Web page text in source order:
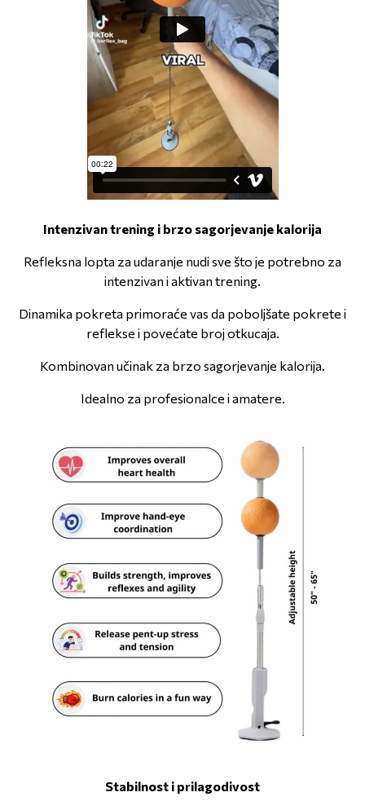
Intenzivan trening i brzo sagorjevanje kalorija
Refleksna lopta za udaranje nudi sve što je potrebno za
intenzivan i aktivan trening.
Dinamika pokreta primoraće vas da poboljšate pokrete i
reflekse i povećate broj otkucaja.
Kombinovan učinak za brzo sagorjevanje kalorija.
Idealno za profesionalce i amatere.
Stabilnost i prilagodivost